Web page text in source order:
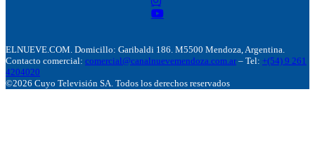
ELNUEVE.COM. Domicillo: Garibaldi 186. M5500 Mendoza, Argentina.
Contacto comercial: comercial@canalnuevemendoza.com.ar – Tel: +(54) 9 261
4204020
©2026 Cuyo Televisión SA. Todos los derechos reservados